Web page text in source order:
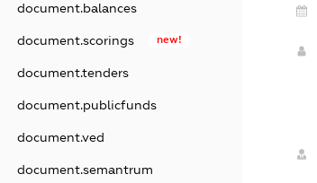
document.balances
document.scorings new!
document.tenders
document.publicfunds
document.ved
document.semantrum